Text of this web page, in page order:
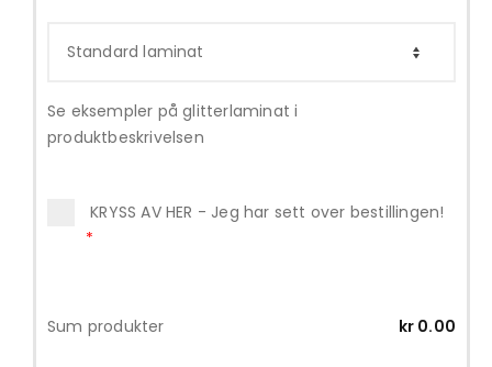
Se eksempler på glitterlaminat i
produktbeskrivelsen
KRYSS AV HER - Jeg har sett over bestillingen!
*
Sum produkter kr 0.00